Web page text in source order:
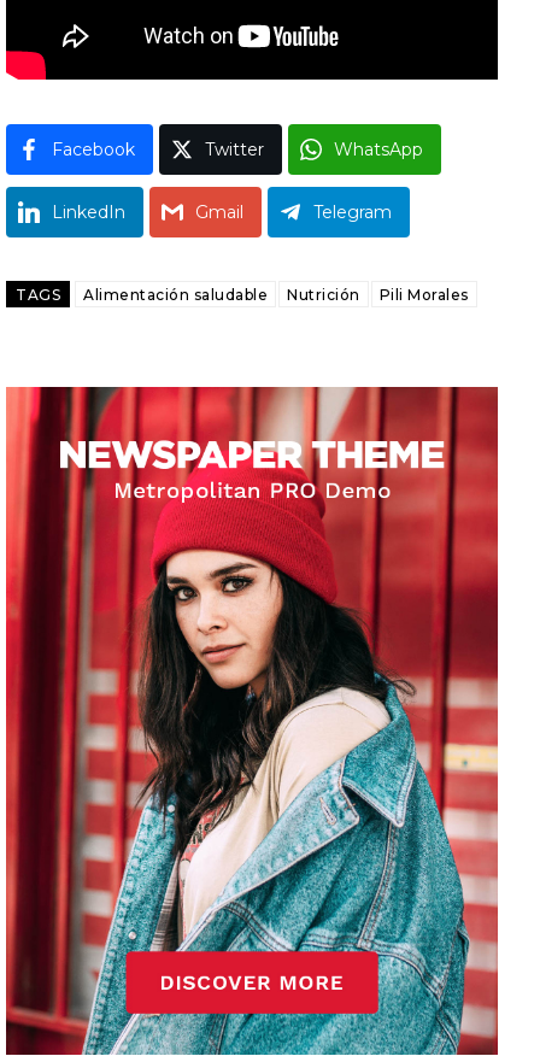
Facebook Twitter WhatsApp
LinkedIn Gmail Telegram
TAGS Alimentación saludable Nutrición Pili Morales